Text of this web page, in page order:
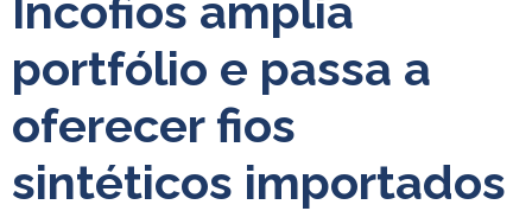
portfólio e passa a
oferecer fios
sintéticos importados